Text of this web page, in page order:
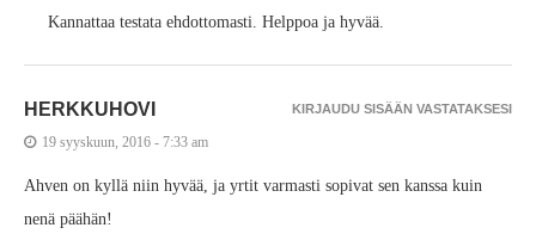
Kannattaa testata ehdottomasti. Helppoa ja hyvää.
HERKKUHOVI
19 syyskuun, 2016 - 7:33 am
Ahven on kyllä niin hyvää, ja yrtit varmasti sopivat sen kanssa kuin
nenä päähän!
KIRJAUDU SISÄÄN VASTATAKSESI